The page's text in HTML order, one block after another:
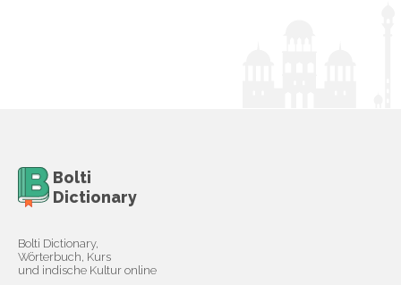
Bolti
Dictionary
Bolti Dictionary,
Wörterbuch, Kurs
und indische Kultur online